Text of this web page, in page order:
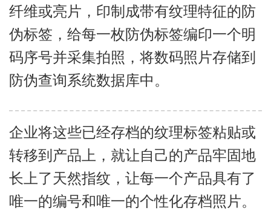
纤维或亮片，印制成带有纹理特征的防
伪标签，给每一枚防伪标签编印一个明
码序号并采集拍照，将数码照片存储到
防伪查询系统数据库中。
企业将这些已经存档的纹理标签粘贴或
转移到产品上，就让自己的产品牢固地
长上了天然指纹，让每一个产品具有了
唯一的编号和唯一的个性化存档照片。